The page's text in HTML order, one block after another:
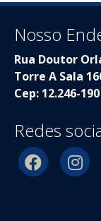
Nosso
Rua Doutor
Torre A Sala
Cep: 12.246-
Redes